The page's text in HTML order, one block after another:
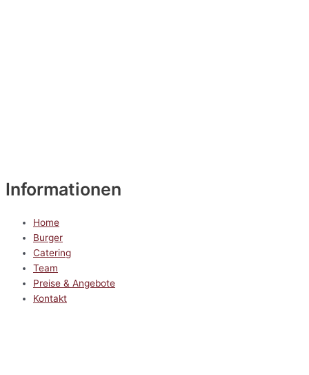
Informationen
Home
Burger
Catering
Team
Preise & Angebote
Kontakt